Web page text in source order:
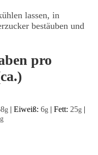
lassen, in
bestäuben und
pro
g | Eiweiß: 6g | Fett: 25g |
g